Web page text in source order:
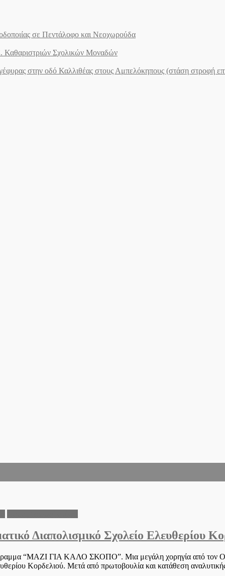
σε Πεντάλοφο και Νεοχωρούδα
Καθαριστριών Σχολικών Μοναδών
στην οδό Καλλιθέας στους Αμπελόκηπους (στάση στροφή
Διαπολισμικό Σχολείο Ελευθερίου
“ΜΑΖΙ ΓΙΑ ΚΑΛΟ ΣΚΟΠΟ”. Μια μεγάλη χορηγία από τον
Κορδελιού. Μετά από πρωτοβουλία και κατάθεση